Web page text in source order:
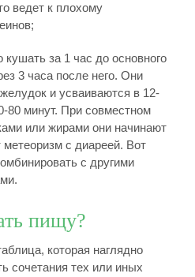
ведет к плохому
кушать за 1 час до основного
3 часа после него. Они
и усваиваются в 12-
80 минут. При совместном
или жирами они начинают
с диареей. Вот
с другими
пищу?
которая наглядно
сочетания тех или иных